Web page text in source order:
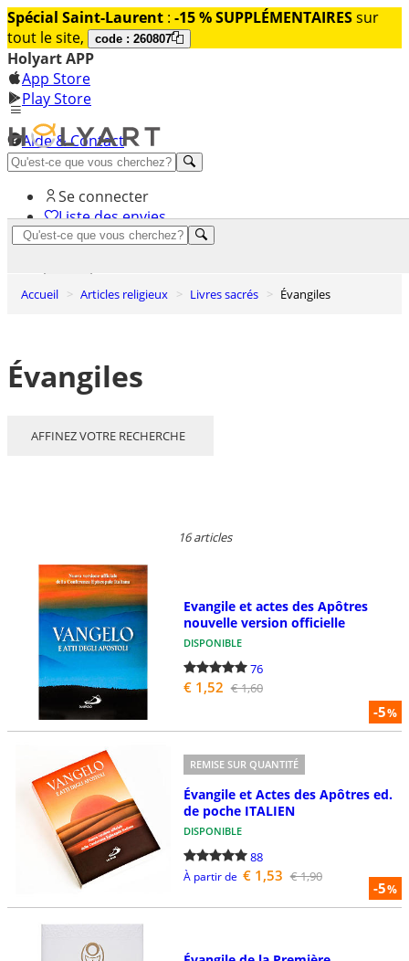
Spécial Saint-Laurent : -15 % SUPPLÉMENTAIRESsur
tout le site,
code : 260807
Holyart APP
App Store
Play Store
Aide & Contact
Découvrez Premium
Se connecter
Liste des envies
Accueil Articles religieux Livres sacrés Évangiles
Évangiles
AFFINEZ VOTRE RECHERCHE
16 articles
-5%
Evangile et actes des Apôtres
nouvelle version officielle
DISPONIBLE
76
€ 1,52 € 1,60
-5%
REMISE SUR QUANTITÉ
Évangile et Actes des Apôtres ed.
de poche ITALIEN
DISPONIBLE
88
À partir de € 1,53 € 1,90